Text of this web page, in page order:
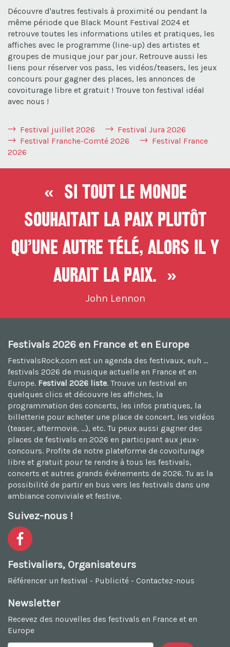
Découvre d'autres festivals à proximité ou pendant la
même période que Black Mount Festival 2024 et
retrouve toutes les informations utiles et pratiques, les
affiches avec le programme (line-up) des artistes et
groupes de musique jour par jour. Retrouve aussi les
liens pour réserver vos pass, les vidéos/teasers, les jeux
concours pour gagner des places, les annonces de
covoiturage libre et gratuit ! Trouve ton festival idéal
avec nous !
Festival juillet 2026
Festival Jura 2026
Festival Franche-Comté 2026
Festival France
2026
« Si tout le monde
souhaitait la paix plutôt
qu’une autre télé, alors il y
aurait la paix. »
John Lennon
Festivals 2026 en France et en Europe
FestivalsRock.com est un agenda des festivaux, euh ...
festivals 2026 de musique actuelle en France et en
Europe. Festival 2026 liste. Trouve un festival en
quelques clics et découvre les affiches, la
programmation des concerts, les infos pratiques, la
billetterie pour acheter une place de concert, les vidéos
(teaser, aftermovie, ...), etc. Tu peux aussi gagner des
places de festivals en 2026 en participant aux jeux-
concours. Profite de notre plateforme de covoiturage
libre et gratuit pour te rendre à tous les festivals,
concerts et autres grands événements de 2026. Tu as la
possibilité de partir en bus vers les festivals dans une
ambiance conviviale et festive.
Suivez-nous !
Festivaliers, Organisateurs
Référencer un festival - Publicité - Contactez-nous
Newsletter
Recevez des nouvelles des festivals en France et en
Europe